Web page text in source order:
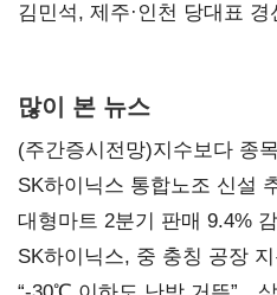
0.86%p(2보)
김민석, 제주·인천 당대표 경
많이 본 뉴스
(주간증시전망)지수보다 종
SK하이닉스 통합노조 신설
불만 확산
대형마트 2분기 판매 9.4%
SK하이닉스, 중 충칭 공장